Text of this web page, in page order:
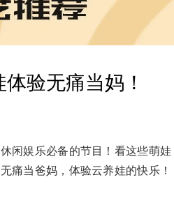
验无痛当妈！
闲娱乐必备的节目！看这些萌娃
痛当爸妈，体验云养娃的快乐！